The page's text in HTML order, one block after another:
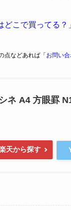
どこで買ってる？
点などあれば「 お問い
ネ A4 方眼罫
天から探す